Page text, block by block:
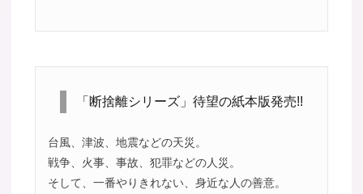
「断捨離シリーズ」待望の紙本版発売!!
台風、津波、地震などの天災。
戦争、火事、事故、犯罪などの人災。
そして、一番やりきれない、身近な人の善意。